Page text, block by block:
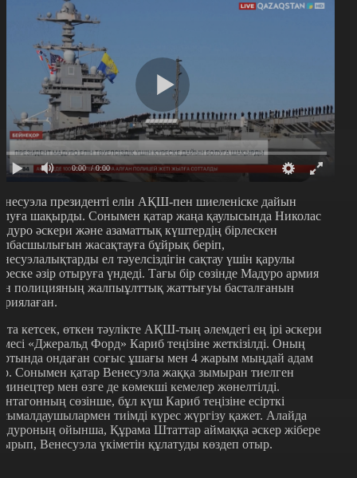
0:00 / 0:00
президенті елін АҚШ-пен шиеленіске дайын
шақырды. Сонымен қатар жаңа қаулысында Николас
әскери және азаматтық күштердің бірлескен
жасақтауға бұйрық беріп,
ел тәуелсіздігін сақтау үшін қарулы
әзір отыруға үндеді. Тағы бір сөзінде Мадуро армия
полицияның жалпыұлттық жаттығуы басталғанын
кетсек, өткен тәулікте АҚШ-тың әлемдегі ең ірі әскери
«Джеральд Форд» Кариб теңізіне жеткізілді. Оның
ондаған соғыс ұшағы мен 4 жарым мыңдай адам
Сонымен қатар Венесуэла жаққа зымыран тиелген
мен өзге де көмекші кемелер жөнелтілді.
сөзінше, бұл күш Кариб теңізіне есірткі
тиімді күрес жүргізу қажет. Алайда
ойынша, Құрама Штаттар аймаққа әскер жібере
Венесуэла үкіметін құлатуды көздеп отыр.